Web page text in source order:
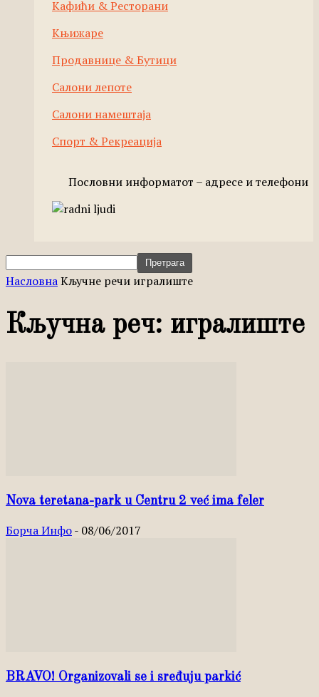
Кафићи & Ресторани
Књижаре
Продавнице & Бутици
Салони лепоте
Салони намештаја
Спорт & Рекреација
Пословни информатот – адресе и телефони
НасловнаКључне речи игралиште
Кључна реч: игралиште
Nova teretana-park u Centru 2 već ima feler
Борча Инфо- 08/06/2017
BRAVO! Organizovali se i sređuju parkić